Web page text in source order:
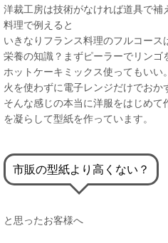
洋裁工房は技術がなければ道具で補
料理で例えると
いきなりフランス料理のフルコース
栄養の知識？まずピーラーでリンゴ
ホットケーキミックス使ってもいい。
火を使わずに電子レンジだけでおか
そんな感じの本当に洋服をはじめ
を凝らして型紙を作っています。
市販の型紙より高くない？
と思ったお客様へ